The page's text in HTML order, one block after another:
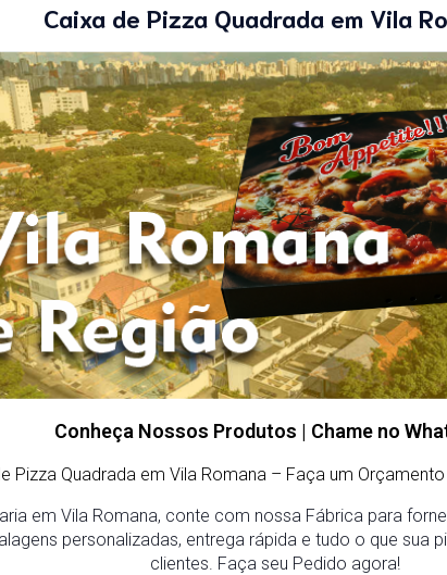
Caixa de Pizza Quadrada em Vila
Conheça Nossos Produtos | Chame no
Pizza Quadrada em Vila Romana – Faça um
em Vila Romana, conte com nossa Fábrica para
personalizadas, entrega rápida e tudo o que sua
clientes. Faça seu Pedido agora!